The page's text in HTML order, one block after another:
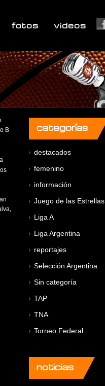
fotos videos
B
categorías
destacados
femenino
información
Juego de las Estrellas
Liga A
Liga Argentina
reportajes
Selección Argentina
Sin categoría
TAP
TNA
Torneo Federal
noticias